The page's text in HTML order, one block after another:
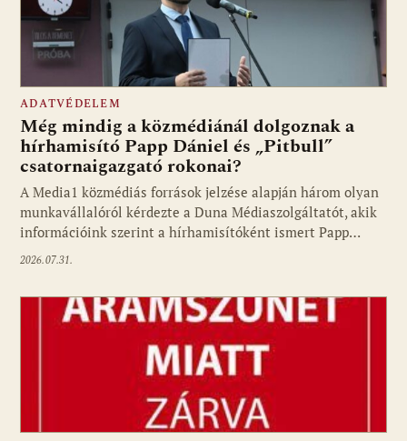
ADATVÉDELEM
Még mindig a közmédiánál dolgoznak a
hírhamisító Papp Dániel és „Pitbull”
csatornaigazgató rokonai?
A Media1 közmédiás források jelzése alapján három olyan
munkavállalóról kérdezte a Duna Médiaszolgáltatót, akik
információink szerint a hírhamisítóként ismert Papp…
2026.07.31.